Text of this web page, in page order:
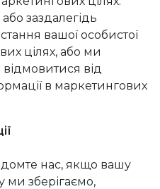
заздалегідь
вашої особистої
цілях, або ми
від
в маркетингових
нас, якщо вашу
ми зберігаємо,